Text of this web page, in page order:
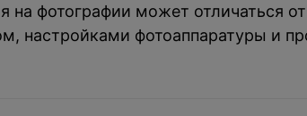
фотографии может отличаться
настройками фотоаппаратуры и